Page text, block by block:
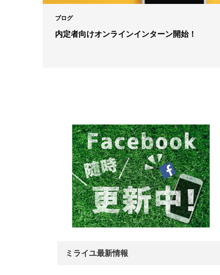
ブログ
内定者向けオンラインインターン開始！
ミライユ最新情報